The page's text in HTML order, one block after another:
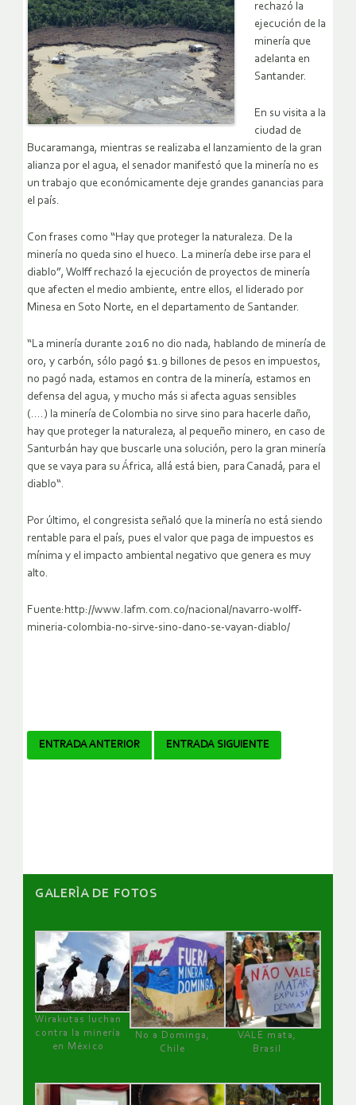
rechazó la
ejecución de la
minería que
adelanta en
Santander.
En su visita a la
ciudad de
Bucaramanga, mientras se realizaba el lanzamiento de la gran
alianza por el agua, el senador manifestó que la minería no es
un trabajo que económicamente deje grandes ganancias para
el país.
Con frases como “Hay que proteger la naturaleza. De la
minería no queda sino el hueco. La minería debe irse para el
diablo”, Wolff rechazó la ejecución de proyectos de minería
que afecten el medio ambiente, entre ellos, el liderado por
Minesa en Soto Norte, en el departamento de Santander.
“La minería durante 2016 no dio nada, hablando de minería de
oro, y carbón, sólo pagó $1.9 billones de pesos en impuestos,
no pagó nada, estamos en contra de la minería, estamos en
defensa del agua, y mucho más si afecta aguas sensibles
(….) la minería de Colombia no sirve sino para hacerle daño,
hay que proteger la naturaleza, al pequeño minero, en caso de
Santurbán hay que buscarle una solución, pero la gran minería
que se vaya para su África, allá está bien, para Canadá, para el
diablo“.
Por último, el congresista señaló que la minería no está siendo
rentable para el país, pues el valor que paga de impuestos es
mínima y el impacto ambiental negativo que genera es muy
alto.
Fuente:http://www.lafm.com.co/nacional/navarro-wolff-
mineria-colombia-no-sirve-sino-dano-se-vayan-diablo/
Navegador
ENTRADA ANTERIOR ENTRADA SIGUIENTE
GALERÌA DE FOTOS
Wirakutas luchan
contra la minería
en México
No a Dominga,
Chile
VALE mata,
Brasil